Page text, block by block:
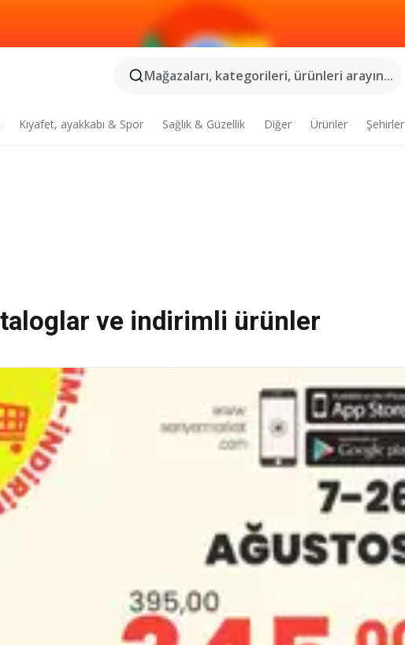
Mağazaları, kategorileri, ürünleri arayın...
Kıyafet, ayakkabı & Spor Sağlık & Güzellik Diğer Ürünler Şehirler
ve indirimli ürünler